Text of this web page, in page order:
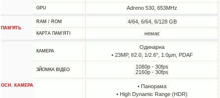
GPU Adreno 530, 653MHz
ПАМ'ЯТЬ
RAM / ROM 4/64, 6/64, 6/128 GB
КАРТА ПАМ'ЯТІ немає
ОСН. КАМЕРА
КАМЕРА
Одинарна
• 23MP, f/2.0, 1/2.6", 1.0µm, PDAF
ЗЙОМКА ВІДЕО
1080p - 30fps
2160p - 30fps
• Панорама
• High Dynamic Range (HDR)